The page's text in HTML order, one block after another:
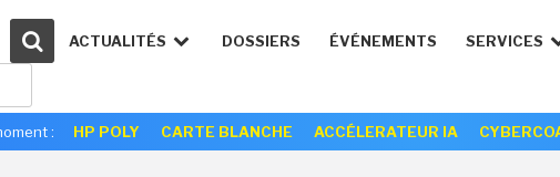
ACTUALITÉS DOSSIERS ÉVÉNEMENTS SERVICES
: HP POLY CARTE BLANCHE ACCÉLERATEUR IA